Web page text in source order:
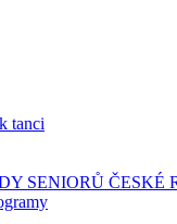
tanci
SENIORŮ ČESKÉ